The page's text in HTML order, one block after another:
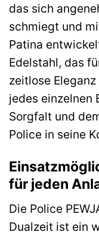
das sich
schmiegt und
Patina
Edelstahl, das
zeitlose
jedes einzelnen
Sorgfalt und
Police in seine
für jeden
Die Police
Dualzeit ist ein